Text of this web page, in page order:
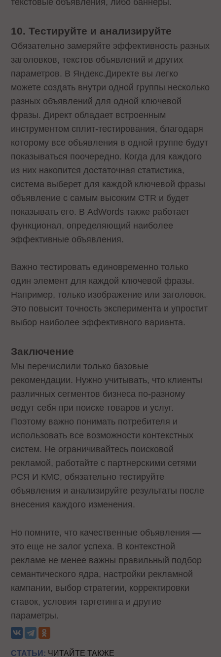
10. Тестируйте и анализируйте
Обязательно замеряйте эффективность разных
заголовков, текстов объявлений и других
параметров. В Яндекс.Директе вы легко
можете создать внутри одной группы несколько
разных объявлений для одной ключевой
фразы. Директ обладает встроенным
инструментом сплит-тестирования, благодаря
которому все объявления в одной группе будут
показываться поочередно. Когда для каждого
из них накопится достаточная статистика,
система выберет для каждой ключевой фразы
объявление с самым высоким CTR и будет
показывать его. В AdWords также работает
функционал, определяющий наиболее
эффективные объявления.
Важно тестировать единовременно только
один элемент для каждой ключевой фразы.
Например, только изображение или заголовок.
Это повысит точность эксперимента и упростит
выбор наиболее эффективного варианта.
Заключение
Мы перечислили только базовые
рекомендации. Нужно учитывать, что клиенты
различных сегментов бизнеса по-разному
ведут себя при поиске товаров и услуг.
Поэтому важно понимать потребителя и
использовать все возможности контекстных
систем. Не ограничивайтесь поисковой
рекламой, работайте с партнерскими сетями
РСЯ И КМС, обязательно тестируйте
объявления и анализируйте результаты после
внесения каждого изменения.
Но помните, что качественные объявления —
это еще не залог успеха. В контекстной
рекламе не менее важны правильный подбор
семантического ядра, настройки рекламной
кампании, выбор стратегии, корректировки
ставок, условия таргетинга и другие
параметры.
СТАТЬИ: ЧИТАЙТЕ ТАКЖЕ